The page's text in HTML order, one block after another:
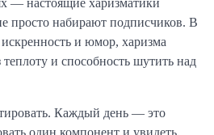
— настоящие харизматики
просто набирают подписчиков. В
и юмор, харизма
теплоту и способность шутить над
Каждый день — это